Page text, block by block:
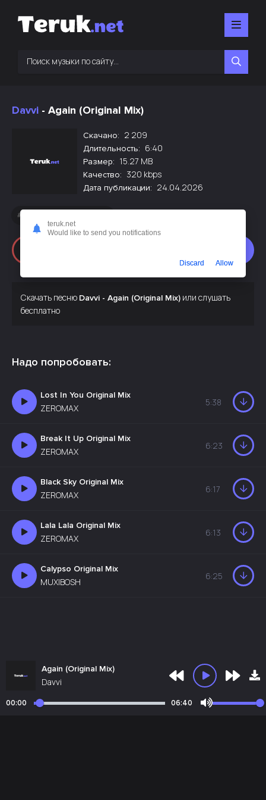
Davvi - Again (Original Mix)
Скачано: 2 209
Длительность: 6:40
Размер: 15.27 MB
Качество: 320 kbps
Дата публикации: 24.04.2026
Скачать песню Davvi - Again (Original Mix) или слушать
бесплатно
Надо попробовать:
Lost In You Original Mix
ZEROMAX
5:38
Break It Up Original Mix
ZEROMAX
6:23
Black Sky Original Mix
ZEROMAX
6:17
Lala Lala Original Mix
ZEROMAX
6:13
Calypso Original Mix
MUXIBOSH
6:25
Again (Original Mix)
Davvi
00:00 06:40
teruk.net
Would like to send you notifications
Discard Allow